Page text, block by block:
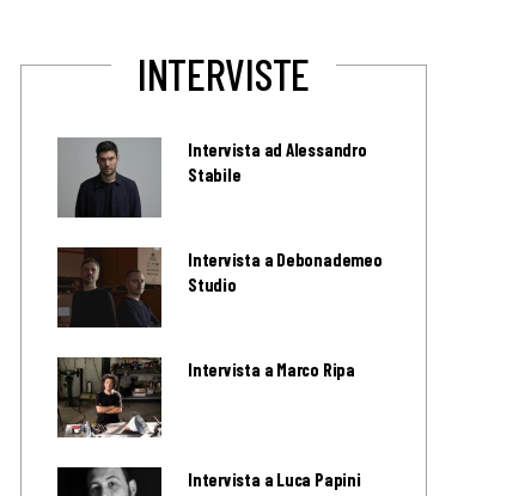
INTERVISTE
Intervista ad Alessandro
Stabile
Intervista a Debonademeo
Studio
Intervista a Marco Ripa
Intervista a Luca Papini